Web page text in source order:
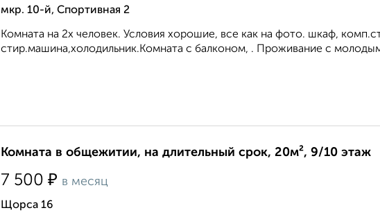
мкр. 10-й, Спортивная 2
Комната на 2х человек. Условия хорошие, все как на фото. шкаф,
стир.машина,холодильник.Комната с балконом, . Проживание с
Комната в общежитии, на длительный срок, 20м², 9/10 этаж
7 500 ₽ в месяц
Щорса 16